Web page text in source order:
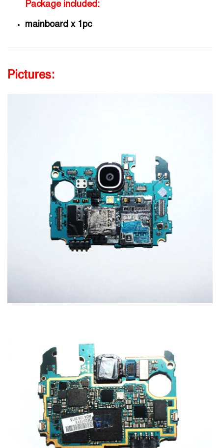
Package included:
mainboard x 1pc
Pictures: